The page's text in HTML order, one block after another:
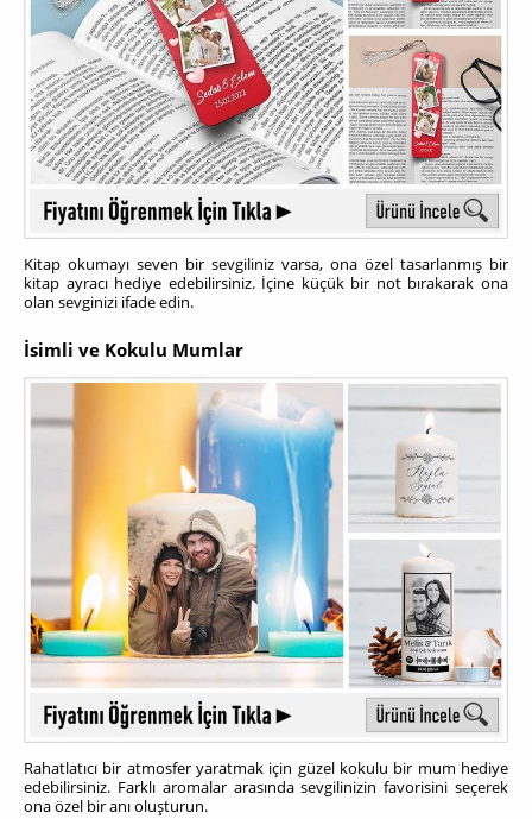
Kitap okumayı seven bir sevgiliniz varsa, ona özel tasarlanmış bir
kitap ayracı hediye edebilirsiniz. İçine küçük bir not bırakarak ona
olan sevginizi ifade edin.
İsimli ve Kokulu Mumlar
Rahatlatıcı bir atmosfer yaratmak için güzel kokulu bir mum hediye
edebilirsiniz. Farklı aromalar arasında sevgilinizin favorisini seçerek
ona özel bir anı oluşturun.